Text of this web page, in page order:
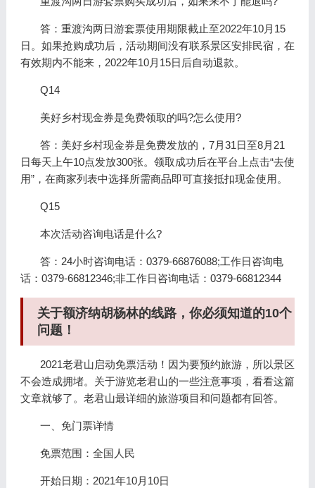
答：重渡沟两日游套票使用期限截止至2022年10月15
日。如果抢购成功后，活动期间没有联系景区安排民宿，在
有效期内不能来，2022年10月15日后自动退款。
Q14
美好乡村现金券是免费领取的吗?怎么使用?
答：美好乡村现金券是免费发放的，7月31日至8月21
日每天上午10点发放300张。领取成功后在平台上点击“去使
用”，在商家列表中选择所需商品即可直接抵扣现金使用。
Q15
本次活动咨询电话是什么?
答：24小时咨询电话：0379-66876088;工作日咨询电
话：0379-66812346;非工作日咨询电话：0379-66812344
关于额济纳胡杨林的线路，你必须知道的10个
问题！
2021老君山启动免票活动！因为要预约旅游，所以景区
不会造成拥堵。关于游览老君山的一些注意事项，看看这篇
文章就够了。老君山最详细的旅游项目和问题都有回答。
一、免门票详情
免票范围：全国人民
开始日期：2021年10月10日